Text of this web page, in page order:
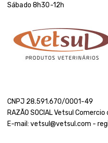
Sábado 8h30-12h
CNPJ 28.591.670/0001-49
RAZÃO SOCIAL Vetsul
E-mail: vetsul@vetsul.com -